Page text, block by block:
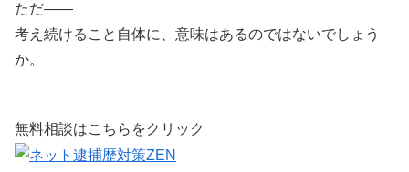
ただ——
考え続けること自体に、意味はあるのではないでしょう
か。
無料相談はこちらをクリック